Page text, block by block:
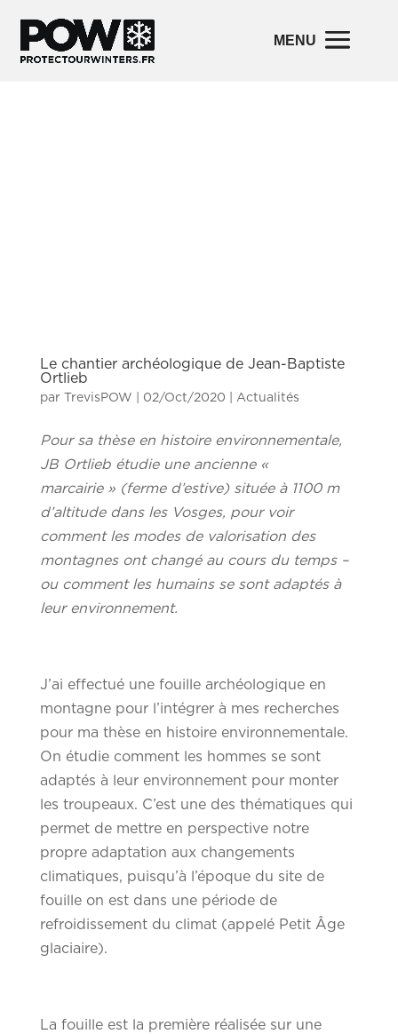
Le chantier archéologique de Jean-Baptiste
Ortlieb
par TrevisPOW 02/Oct/2020 Actualités
Pour sa thèse en histoire environnementale,
JB Ortlieb étudie une ancienne «
marcairie » (ferme d’estive) située à 1100 m
d’altitude dans les Vosges, pour voir
comment les modes de valorisation des
montagnes ont changé au cours du temps –
ou comment les humains se sont adaptés à
leur environnement.
J’ai effectué une fouille archéologique en
montagne pour l’intégrer à mes recherches
pour ma thèse en histoire environnementale.
On étudie comment les hommes se sont
adaptés à leur environnement pour monter
les troupeaux. C’est une des thématiques qui
permet de mettre en perspective notre
propre adaptation aux changements
climatiques, puisqu’à l’époque du site de
fouille on est dans une période de
refroidissement du climat (appelé Petit Âge
glaciaire).
La fouille est la première réalisée sur une